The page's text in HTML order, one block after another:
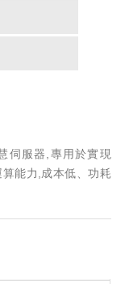
伺服器,專用於實現
能力,成本低、功耗